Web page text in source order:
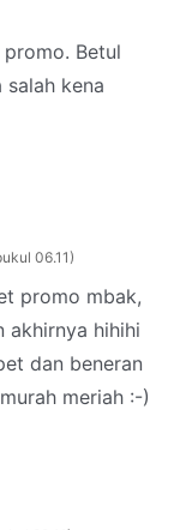
Betul
kena
06.11
promo mbak,
akhirnya hihihi
dan beneran
meriah :-)